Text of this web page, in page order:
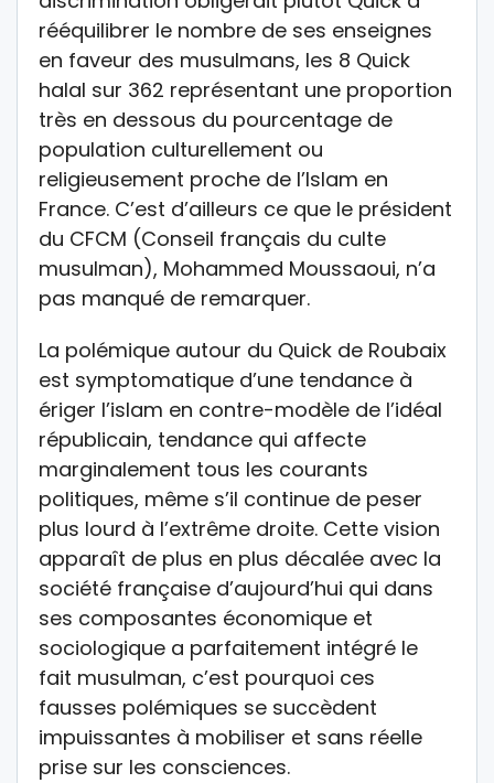
rééquilibrer le nombre de ses enseignes
en faveur des musulmans, les 8 Quick
halal sur 362 représentant une proportion
très en dessous du pourcentage de
population culturellement ou
religieusement proche de l’Islam en
France. C’est d’ailleurs ce que le président
du CFCM (Conseil français du culte
musulman), Mohammed Moussaoui, n’a
pas manqué de remarquer.
La polémique autour du Quick de Roubaix
est symptomatique d’une tendance à
ériger l’islam en contre-modèle de l’idéal
républicain, tendance qui affecte
marginalement tous les courants
politiques, même s’il continue de peser
plus lourd à l’extrême droite. Cette vision
apparaît de plus en plus décalée avec la
société française d’aujourd’hui qui dans
ses composantes économique et
sociologique a parfaitement intégré le
fait musulman, c’est pourquoi ces
fausses polémiques se succèdent
impuissantes à mobiliser et sans réelle
prise sur les consciences.